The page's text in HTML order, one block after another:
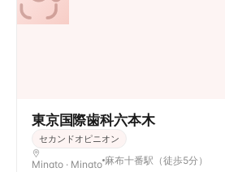
東京国際歯科六本木
セカンドオピニオン
Minato · Minato 麻布十番駅（徒歩5分）